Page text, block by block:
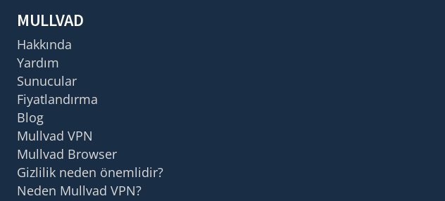
MULLVAD
Hakkında
Yardım
Sunucular
Fiyatlandırma
Blog
Mullvad VPN
Mullvad Browser
Gizlilik neden önemlidir?
Neden Mullvad VPN?